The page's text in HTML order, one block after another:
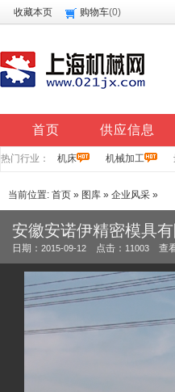
收藏本页 购物车(0)
首页 供应信息
热门行业： 机床 机械加工
当前位置: 首页 » 图库 » 企业风采 »
安徽安诺伊精密模具有
日期： 2015-09-12 点击： 11003 查